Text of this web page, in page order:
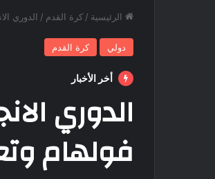
الرئيسية / كرة القدم / الدوري
دولي كرة القدم
أخر الأخبار
الدوري
فولهام